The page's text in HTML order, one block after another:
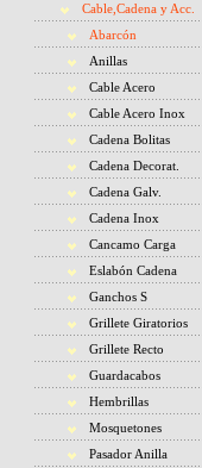
Cable,Cadena y Acc.
Abarcón
Anillas
Cable Acero
Cable Acero Inox
Cadena Bolitas
Cadena Decorat.
Cadena Galv.
Cadena Inox
Cancamo Carga
Eslabón Cadena
Ganchos S
Grillete Giratorios
Grillete Recto
Guardacabos
Hembrillas
Mosquetones
Pasador Anilla